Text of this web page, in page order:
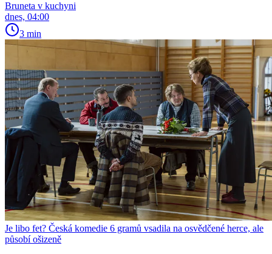
Bruneta v kuchyni
dnes, 04:00
3 min
Je libo fet? Česká komedie 6 gramů vsadila na osvědčené herce, ale
působí ošizeně